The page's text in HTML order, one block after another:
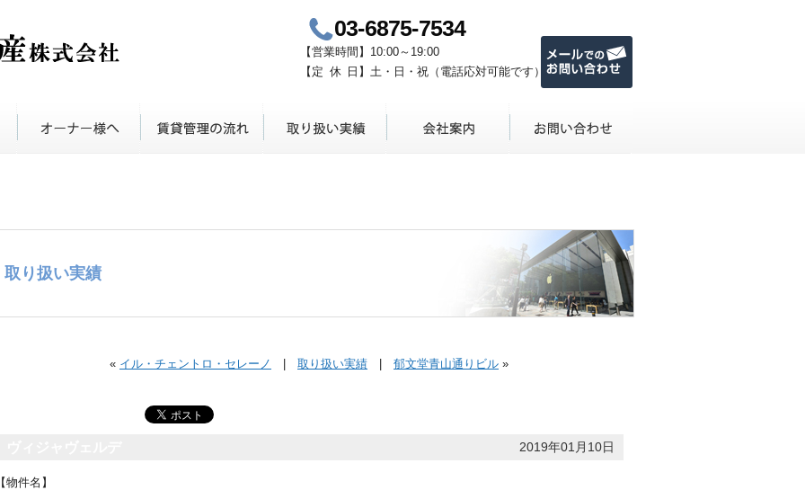
03-6875-7534
【営業時間 】 10:00～19:00
【定 休 日】 土・日・祝（電話応対可能です）
取り扱い実績
« イル・チェントロ・セレーノ 取り扱い実績 郁文堂青山通りビル »
2019年01月10日
物件名】